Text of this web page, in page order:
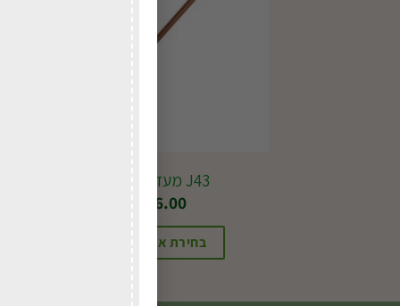
J43 מעדר ילדים
26.00
בחירת אפשרויות